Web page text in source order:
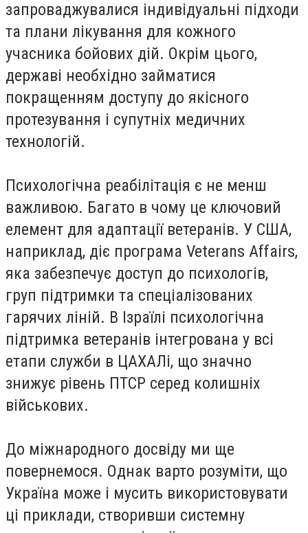
запроваджувалися індивідуальні підходи
та плани лікування для кожного
учасника бойових дій. Окрім цього,
державі необхідно займатися
покращенням доступу до якісного
протезування і супутніх медичних
технологій.
Психологічна реабілітація є не менш
важливою. Багато в чому це ключовий
елемент для адаптації ветеранів. У США,
наприклад, діє програма Veterans Affairs,
яка забезпечує доступ до психологів,
груп підтримки та спеціалізованих
гарячих ліній. В Ізраїлі психологічна
підтримка ветеранів інтегрована у всі
етапи служби в ЦАХАЛі, що значно
знижує рівень ПТСР серед колишніх
військових.
До міжнародного досвіду ми ще
повернемося. Однак варто розуміти, що
Україна може і мусить використовувати
ці приклади, створивши системну